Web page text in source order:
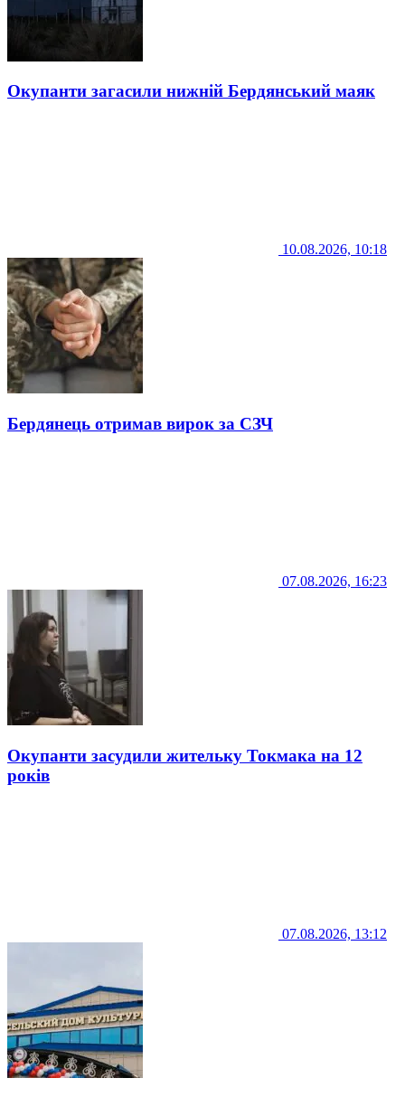
Окупанти загасили нижній Бердянський маяк
10.08.2026, 10:18
Бердянець отримав вирок за СЗЧ
07.08.2026, 16:23
Окупанти засудили жительку Токмака на 12
років
07.08.2026, 13:12